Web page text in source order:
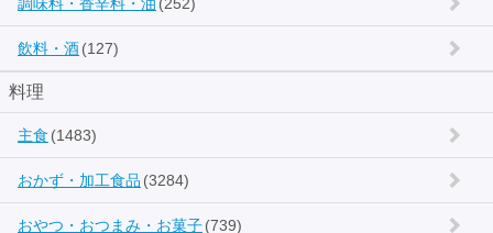
飲料・酒(127)
料理
主食 (1483)
おかず・加工食品 (3284)
おやつ・おつまみ・お菓子(739)